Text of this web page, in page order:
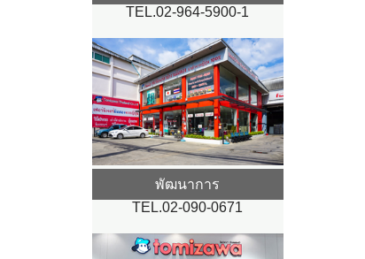
TEL.02-964-5900-1
พัฒนาการ
TEL.02-090-0671